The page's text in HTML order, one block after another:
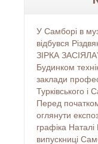
У Самборі в
відбувся
ЗІРКА
Будинком
заклади
Турківського і
Перед
оглянути
графіка Наталі
випускниці